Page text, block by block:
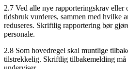
2.7 Ved alle nye rapporteringskrav eller
tidsbruk vurderes, sammen med hvilke
reduseres. Skriftlig rapportering bør
personale.
2.8 Som hovedregel skal muntlige
tilstrekkelig. Skriftlig tilbakemelding